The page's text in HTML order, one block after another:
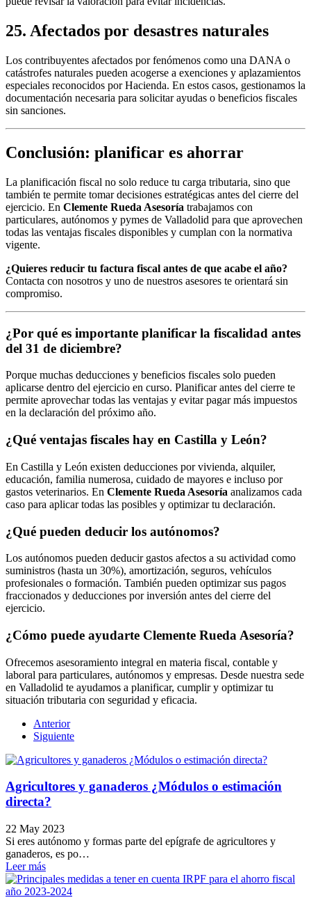
25. Afectados por desastres naturales
Los contribuyentes afectados por fenómenos como una DANA o
catástrofes naturales pueden acogerse a exenciones y aplazamientos
especiales reconocidos por Hacienda. En estos casos, gestionamos la
documentación necesaria para solicitar ayudas o beneficios fiscales
sin sanciones.
Conclusión: planificar es ahorrar
La planificación fiscal no solo reduce tu carga tributaria, sino que
también te permite tomar decisiones estratégicas antes del cierre del
ejercicio. En Clemente Rueda Asesoría trabajamos con
particulares, autónomos y pymes de Valladolid para que aprovechen
todas las ventajas fiscales disponibles y cumplan con la normativa
vigente.
¿Quieres reducir tu factura fiscal antes de que acabe el año?
Contacta con nosotros y uno de nuestros asesores te orientará sin
compromiso.
¿Por qué es importante planificar la fiscalidad antes
del 31 de diciembre?
Porque muchas deducciones y beneficios fiscales solo pueden
aplicarse dentro del ejercicio en curso. Planificar antes del cierre te
permite aprovechar todas las ventajas y evitar pagar más impuestos
en la declaración del próximo año.
¿Qué ventajas fiscales hay en Castilla y León?
En Castilla y León existen deducciones por vivienda, alquiler,
educación, familia numerosa, cuidado de mayores e incluso por
gastos veterinarios. En Clemente Rueda Asesoría analizamos cada
caso para aplicar todas las posibles y optimizar tu declaración.
¿Qué pueden deducir los autónomos?
Los autónomos pueden deducir gastos afectos a su actividad como
suministros (hasta un 30%), amortización, seguros, vehículos
profesionales o formación. También pueden optimizar sus pagos
fraccionados y deducciones por inversión antes del cierre del
ejercicio.
¿Cómo puede ayudarte Clemente Rueda Asesoría?
Ofrecemos asesoramiento integral en materia fiscal, contable y
laboral para particulares, autónomos y empresas. Desde nuestra sede
en Valladolid te ayudamos a planificar, cumplir y optimizar tu
situación tributaria con seguridad y eficacia.
Anterior
Siguiente
Agricultores y ganaderos ¿Módulos o estimación
directa?
22 May 2023
Si eres autónomo y formas parte del epígrafe de agricultores y
ganaderos, es po…
Leer más